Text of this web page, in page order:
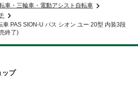
車・三輪車・電動アシスト自転車
車 PAS SION-U パス シオン ユー 20型 内装3段
終了)
ップ